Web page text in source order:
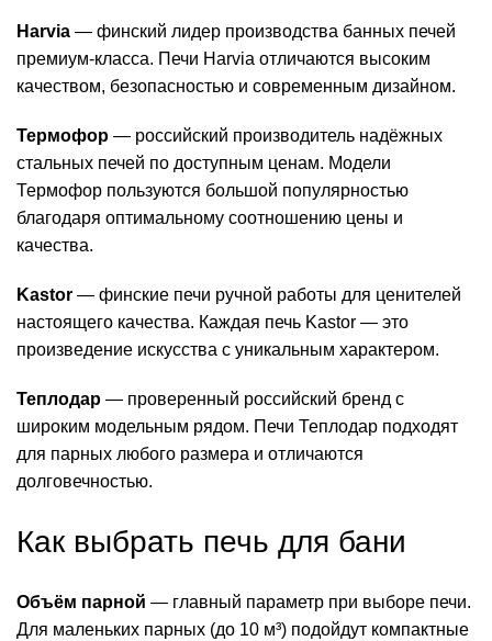
Harvia — финский лидер производства банных печей
премиум-класса. Печи Harvia отличаются высоким
качеством, безопасностью и современным дизайном.
Термофор — российский производитель надёжных
стальных печей по доступным ценам. Модели
Термофор пользуются большой популярностью
благодаря оптимальному соотношению цены и
качества.
Kastor — финские печи ручной работы для ценителей
настоящего качества. Каждая печь Kastor — это
произведение искусства с уникальным характером.
Теплодар — проверенный российский бренд с
широким модельным рядом. Печи Теплодар подходят
для парных любого размера и отличаются
долговечностью.
Как выбрать печь для бани
Объём парной — главный параметр при выборе печи.
Для маленьких парных (до 10 м³) подойдут компактные